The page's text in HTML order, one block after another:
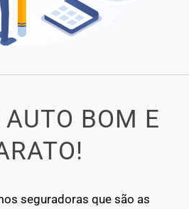
AUTO BOM E
seguradoras que são as